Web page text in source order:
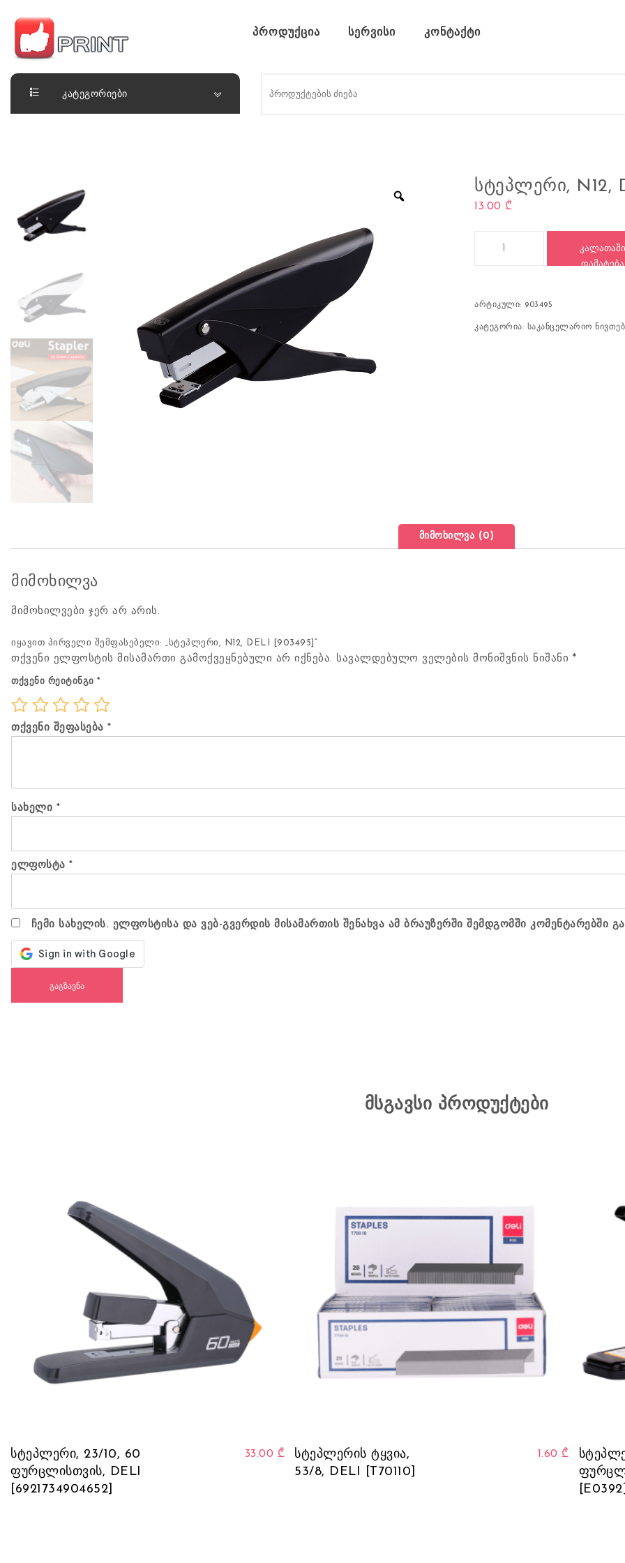
Skip to content
ლაიქ ფრინთ
პროდუქცია სერვისი კონტაქტი
კატეგორიები
ᲡᲢᲔᲞᲚᲔᲠᲘ, N12,
13.00 ₾
ᲙᲐᲚᲐᲗᲐᲨᲘ
ᲓᲐᲛᲐᲢᲔᲑᲐ
არტიკული: 903495
კატეგორია: საკანცელარიო
მიმოხილვა (0)
მიმოხილვა
მიმოხილვები ჯერ არ არის.
იყავით პირველი შემფასებელი: „სტეპლერი, N12, DELI [903495]“
თქვენი ელფოსტის მისამართი გამოქვეყნებული არ იქნება. სავალდებულო ველების მონიშვნის ნიშანი *
თქვენი რეიტინგი *
თქვენი შეფასება *
სახელი *
ელფოსტა *
ჩემი სახელის. ელფოსტისა და ვებ-გვერდის მისამართის შენახვა ამ ბრაუზერში შემდგომში კომენტარებში
მსგავსი პროდუქტები
სტეპლერი, 23/10, 60
ფურცლისთვის, DELI
[6921734904652]
33.00 ₾
სტეპლერის ტყვია,
53/8, DELI [T70110]
1.60 ₾
[E0392]